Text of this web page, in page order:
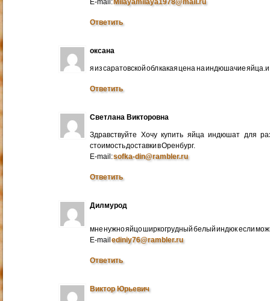
Ответить
оксана
я из саратовской обл какая цена на индюшачие яйца.и
Ответить
Светлана Викторовна
Здравствуйте Хочу купить яйца индюшат для
стоимость доставки в Оренбург.
E-mail:sofka-din@rambler.ru
Ответить
Дилмурод
мне нужно яйцо ширкогрудный белый индюк если
E-mailediniy76@rambler.ru
Ответить
Виктор Юрьевич